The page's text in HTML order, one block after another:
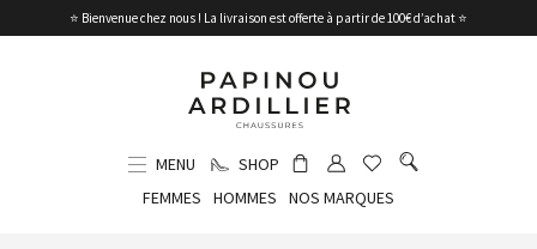
⭐ Bienvenue chez nous ! La livraison est offerte à partir de 100€ d’achat ⭐
MENU
SHOP
FEMMES
HOMMES NOS MARQUES